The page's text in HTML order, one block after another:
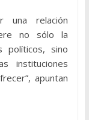
una relación
no sólo la
políticos, sino
instituciones
apuntan